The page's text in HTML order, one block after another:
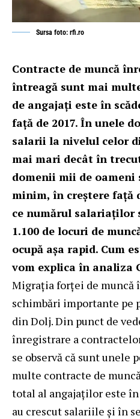
Sursa foto: rfi.ro
Contracte de muncă
întreagă sunt mai
de angajați este în
față de 2017. În unele
salarii la nivelul celor
mai mari decât în
domenii mii de
minim, în creștere față
ce numărul salariaților
1.100 de locuri de
ocupă așa rapid. Cum
vom explica în analiza
Migrația forței de muncă
schimbări importante pe
din Dolj. Din punct de
înregistrare a
se observă că sunt unele
multe contracte de
total al angajaților este în
au crescut salariile și în